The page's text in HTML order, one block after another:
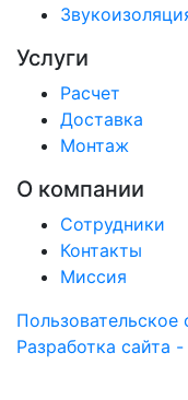
Услуги
Расчет
Доставка
Монтаж
О компании
Сотрудники
Контакты
Миссия
Пользовательское
Разработка сайта